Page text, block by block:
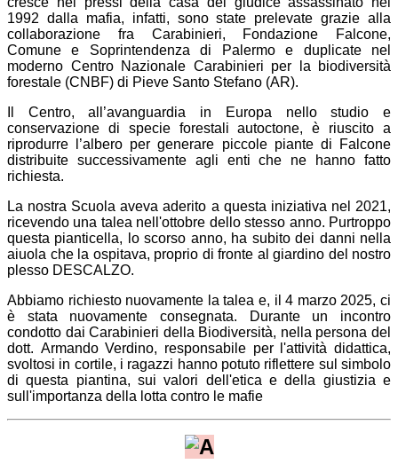
1992 dalla mafia, infatti, sono state prelevate grazie alla
collaborazione fra Carabinieri, Fondazione Falcone,
Comune e Soprintendenza di Palermo e duplicate nel
moderno Centro Nazionale Carabinieri per la biodiversità
forestale (CNBF) di Pieve Santo Stefano (AR).
Il Centro, all’avanguardia in Europa nello studio e
conservazione di specie forestali autoctone, è riuscito a
riprodurre l’albero per generare piccole piante di Falcone
distribuite successivamente agli enti che ne hanno fatto
richiesta.
La nostra Scuola aveva aderito a questa iniziativa nel 2021,
ricevendo una talea nell'ottobre dello stesso anno. Purtroppo
questa pianticella, lo scorso anno, ha subito dei danni nella
aiuola che la ospitava, proprio di fronte al giardino del nostro
plesso DESCALZO.
Abbiamo richiesto nuovamente la talea e, il 4 marzo 2025, ci
è stata nuovamente consegnata. Durante un incontro
condotto dai Carabinieri della Biodiversità, nella persona del
dott. ArmandoVerdino, responsabile per l'attività didattica,
svoltosi in cortile, i ragazzi hanno potuto riflettere sul simbolo
di questa piantina, sui valori dell'etica e della giustizia e
sull'importanza della lotta contro le mafie